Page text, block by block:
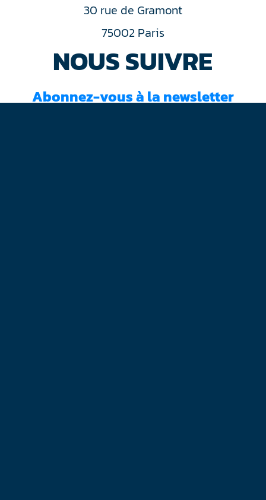
30 rue de Gramont
75002 Paris
NOUS SUIVRE
Abonnez-vous à la newsletter